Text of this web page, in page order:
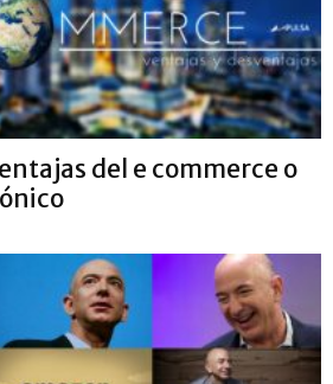
del e commerce o